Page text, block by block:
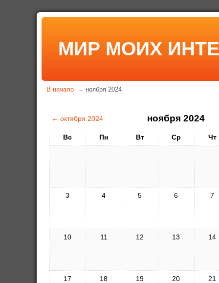
МИР МОИХ
В начало → ноября 2024
← октября 2024 ноября 2024
Вс Пн Вт Ср Чт
3 4 5 6 7
10 11 12 13 14
17 18 19 20 21